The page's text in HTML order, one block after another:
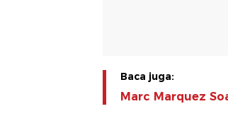
Baca juga:
Marc Marquez